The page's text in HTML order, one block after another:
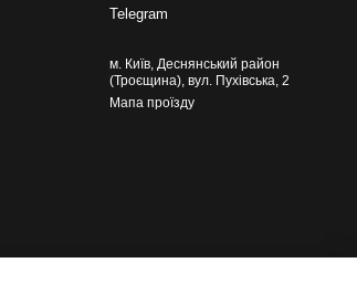
Telegram
м. Київ, Деснянський район
(Троєщина), вул. Пухівська, 2
Мапа проїзду